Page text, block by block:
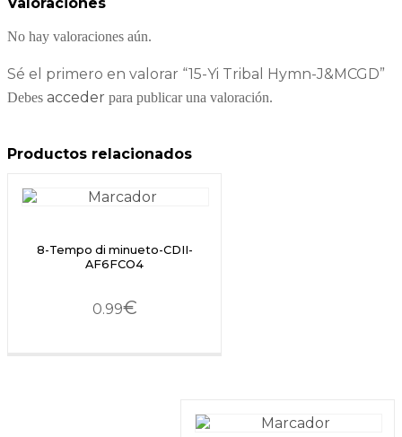
No hay valoraciones aún.
Sé el primero en valorar “15-Yi Tribal Hymn-J&MCGD”
Debes acceder para publicar una valoración.
Productos relacionados
8-Tempo di minueto-CDII-
AF6FCO4
0.99€